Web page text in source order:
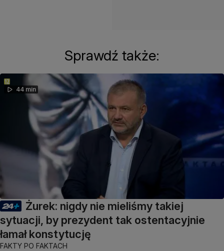
Sprawdź także:
44 min
Żurek: nigdy nie mieliśmy takiej
sytuacji, by prezydent tak ostentacyjnie
łamał konstytucję
FAKTY PO FAKTACH